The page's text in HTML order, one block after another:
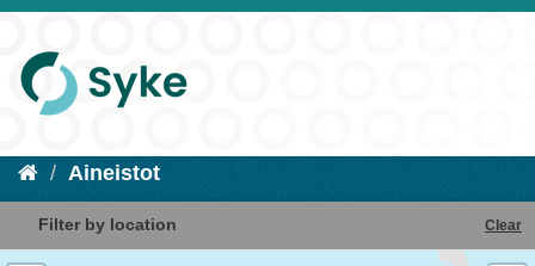
Aineistot
Filter by location Clear